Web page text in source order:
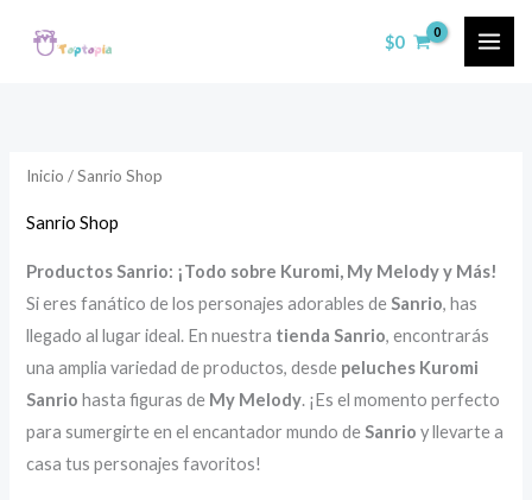
$0
Inicio / Sanrio Shop
Sanrio Shop
Productos Sanrio: ¡Todo sobre Kuromi, My Melody y Más!
Si eres fanático de los personajes adorables deSanrio, has
llegado al lugar ideal. En nuestra tienda Sanrio, encontrarás
una amplia variedad de productos, desde peluches Kuromi
Sanrio hasta figuras de My Melody. ¡Es el momento perfecto
para sumergirte en el encantador mundo deSanrio y llevarte a
casa tus personajes favoritos!